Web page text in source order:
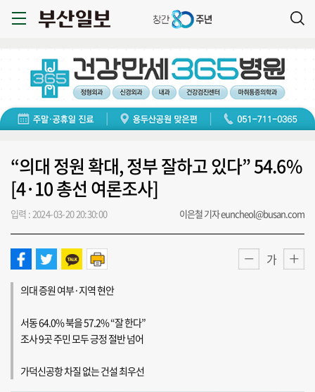
“의대 정원 확대, 정부 잘하고 있다” 54.6%
[4·10 총선 여론조사]
입력 : 2024-03-20 20:30:00 이은철 기자 euncheol@busan.com
가
의대 증원 여부·지역 현안
서동 64.0% 북을 57.2% “잘 한다”
조사 9곳 주민 모두 긍정 절반 넘어
가덕신공항 차질 없는 건설 최우선